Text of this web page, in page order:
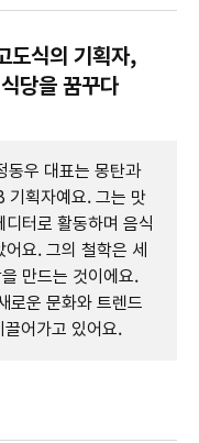
도식의 기획자,
당을 꿈꾸다
동우 대표는 몽탄과
기획자예요. 그는 맛
터로 활동하며 음식
요. 그의 철학은 세
만드는 것이에요.
로운 문화와 트렌드
어가고 있어요.